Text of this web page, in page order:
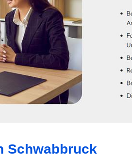
Schwabbruck